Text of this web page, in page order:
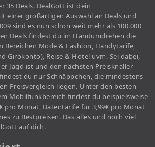
35 Deals. DealGott ist dein
einer großartigen Auswahl an Deals und
sind es nun schon weit mehr als 100.000
Deals findest du im Handumdrehen die
Bereichen Mode & Fashion, Handytarife,
Girokonto), Reise & Hotel uvm. Sei dabei,
Jagd ist und den nächsten Preisknaller
du nur Schnäppchen, die mindestens
Preisvergleich liegen. Unter den besten
Mobilfunkbereich findest du beispielsweise
pro Monat, Datentarife für 3,99€ pro Monat
zu Bestpreisen. Das alles und noch viel
auf dich.